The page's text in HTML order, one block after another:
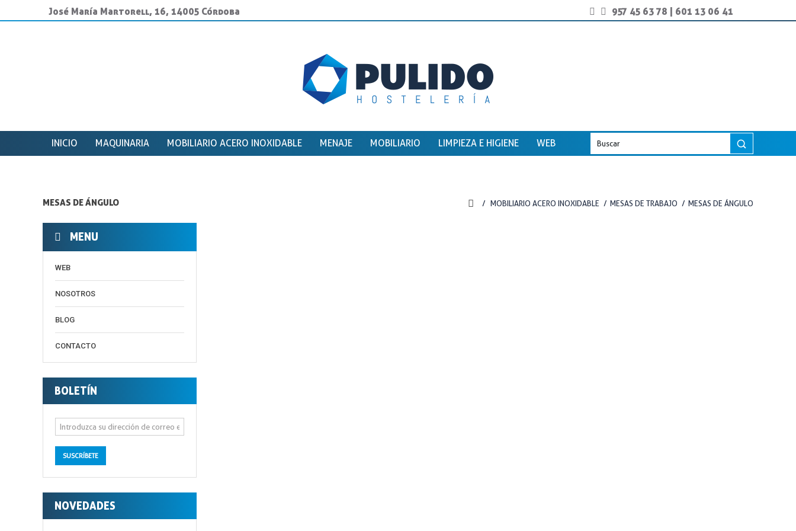
José María Martorell, 16, 14005 Córdoba 957 45 63 78 601 13 06 41
INICIO MAQUINARIA MOBILIARIO ACERO INOXIDABLE MENAJE MOBILIARIO LIMPIEZA E HIGIENE WEB
MESAS DE ÁNGULO MOBILIARIO ACERO INOXIDABLE MESAS DE TRABAJO MESAS DE ÁNGULO
MENU
WEB
NOSOTROS
BLOG
CONTACTO
BOLETÍN
SUSCRÍBETE
NOVEDADES